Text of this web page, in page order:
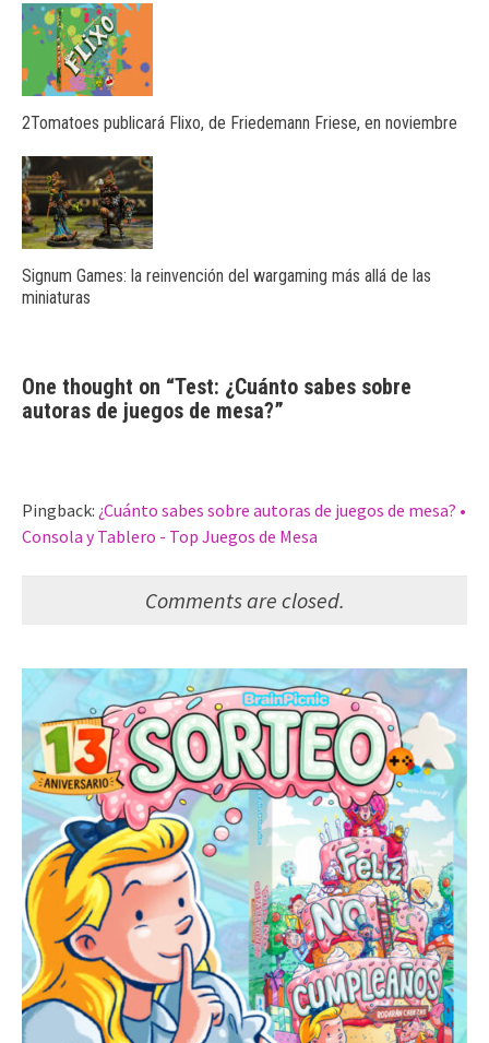
2Tomatoes publicará Flixo, de Friedemann Friese, en noviembre
Signum Games: la reinvención del wargaming más allá de las
miniaturas
One thought on “Test: ¿Cuánto sabes sobre
autoras de juegos de mesa?”
Pingback: ¿Cuánto sabes sobre autoras de juegos de mesa? •
Consola y Tablero - Top Juegos de Mesa
Comments are closed.